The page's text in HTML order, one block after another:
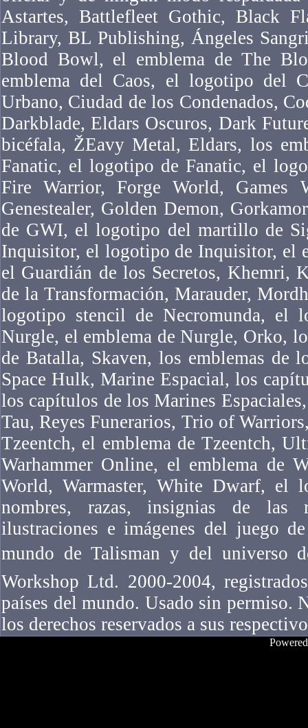
Astartes, Battlefleet Gothic, Black
Library, BL Publishing, Ángeles
Blood Bowl, el emblema de The
emblema del Caos, el logotipo del
Urbano, Ciudad de los Condenados,
Darkblade, Eldars Oscuros, Dark
bicéfala, ŽEavy Metal, Eldars, los
Fanatic, el logotipo de Fanatic, el
Fire Warrior, Forge World, Games
Genestealer, Golden Demon,
de GWI, el logotipo del martillo de
Inquisitor, el logotipo de Inquisitor, el
el Guardián de los Secretos, Khemri,
de la Transformación, Marauder,
logotipo stencil de Necromunda, el
Nurgle, el emblema de Nurgle, Orko,
de Batalla, Skaven, los emblemas de
Space Hulk, Marine Espacial, los
los capítulos de los Marines
Tau, Reyes Funerarios, Trio of
Tzeentch, el emblema de Tzeentch,
Warhammer Online, el emblema de
World, Warmaster, White Dwarf, el
nombres, razas, insignias de las
ilustraciones e imágenes del juego
mundo de Talisman y del universo
Workshop Ltd. 2000-2004,
países del mundo. Usado sin permiso.
los derechos reservados a sus